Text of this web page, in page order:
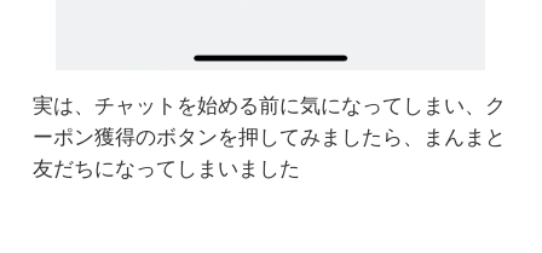
実は、チャットを始める前に気になってしまい、ク
ーポン獲得のボタンを押してみましたら、まんまと
友だちになってしまいました